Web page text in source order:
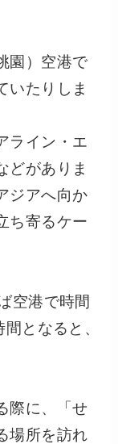
園）空港で
いたりしま
ライン・エ
どがありま
ジアへ向か
ち寄るケー
空港で時間
となると、
際に、「せ
場所を訪れ